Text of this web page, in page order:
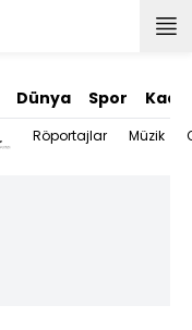
Dünya Spor
Röportajlar Müzik